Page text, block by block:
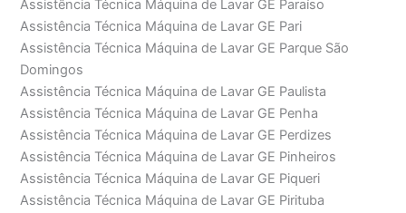
Assistência Técnica Máquina de Lavar GE Paraíso
Assistência Técnica Máquina de Lavar GE Pari
Assistência Técnica Máquina de Lavar GE Parque São
Domingos
Assistência Técnica Máquina de Lavar GE Paulista
Assistência Técnica Máquina de Lavar GE Penha
Assistência Técnica Máquina de Lavar GE Perdizes
Assistência Técnica Máquina de Lavar GE Pinheiros
Assistência Técnica Máquina de Lavar GE Piqueri
Assistência Técnica Máquina de Lavar GE Pirituba